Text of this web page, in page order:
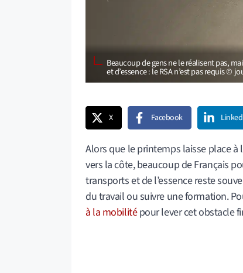
Beaucoup de gens ne le réalisent pas,
et d’essence : le RSA n’est pas requis ©
X Facebook
Alors que le printemps laisse place à
vers la côte, beaucoup de Français
transports et de l’essence reste
du travail ou suivre une formation.
à la mobilitépour lever cet obstacle